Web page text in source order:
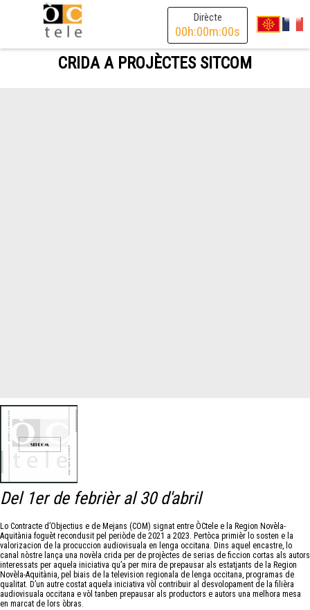
Dirècte
00h:00m:00s
CRIDA A PROJÈCTES SITCOM
Del 1er de febrièr al 30 d'abril
Lo Contracte d’Objectius e de Mejans (COM) signat entre ÒCtele e la Region Novèla-
Aquitània foguèt recondusit pel periòde de 2021 a 2023. Pertòca primièr lo sosten e la
valorizacion de la procuccion audiovisuala en lenga occitana. Dins aquel encastre, lo
canal nòstre lança una novèla crida per de projèctes de serias de ficcion cortas als autors
interessats per aquela iniciativa qu’a per mira de prepausar als estatjants de la Region
Novèla-Aquitània, pel biais de la television regionala de lenga occitana, programas de
qualitat. D’un autre costat aquela iniciativa vòl contribuir al desvolopament de la filièra
audiovisuala occitana e vòl tanben prepausar als productors e autors una melhora mesa
en marcat de lors òbras.